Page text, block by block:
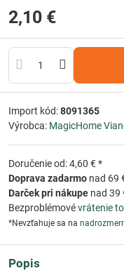
2,10 €
Import kód:8091365
Výrobca: MagicHome
Doručenie od: 4,60 € *
Doprava zadarmo nad 69
Darček pri nákupe nad 39
Bezproblémovévrátenie
*Nevzťahuje sa na
Popis